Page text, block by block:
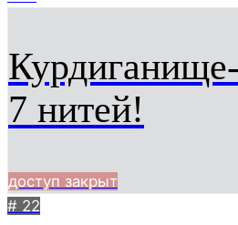
7 нитей!
доступ закрыт
# 22